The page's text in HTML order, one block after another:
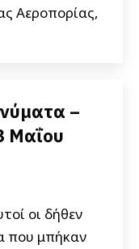
Αεροπορίας,
–
Μαΐου
οι δήθεν
που μπήκαν